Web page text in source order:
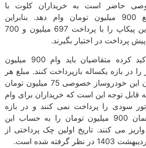
حاضر است به خریداران کلوت با
گیربکس دستی مبلغ 900 میلیون تومان وام دهد. بنابراین
خریداران می توانند این پیکاپ را با پرداخت 697 میلیون و 700
پرداخت در اختیار بگیرند.
البته مکث موترو تاکید کرده متقاضیان باید وام 900 میلیون
در بازه یکساله بازپرداخت کنند. مبلغ هر
قسط از سوی مدیران این خودروساز خصوصی 75 میلیون تومان
توجه این است که خریداران برای وام
سودی را پرداخت نمی کنند و در بازه
زمانی یکساله تنها همان 900 میلیون تومان را به حساب این
می کنند. تاریخ اولین چک پرداختی از
گرفته شده است.